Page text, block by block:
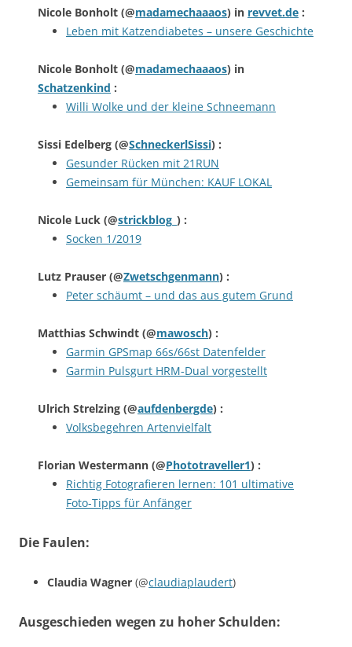
Nicole Bonholt (@madamechaaaos) in revvet.de :
Leben mit Katzendiabetes – unsere Geschichte
Nicole Bonholt (@madamechaaaos) in
Schatzenkind :
Willi Wolke und der kleine Schneemann
Sissi Edelberg (@SchneckerlSissi) :
Gesunder Rücken mit 21RUN
Gemeinsam für München: KAUF LOKAL
Nicole Luck (@strickblog_ ) :
Socken 1/2019
Lutz Prauser (@Zwetschgenmann) :
Peter schäumt – und das aus gutem Grund
Matthias Schwindt (@mawosch) :
Garmin GPSmap 66s/66st Datenfelder
Garmin Pulsgurt HRM-Dual vorgestellt
Ulrich Strelzing (@aufdenbergde) :
Volksbegehren Artenvielfalt
Florian Westermann (@Phototraveller1) :
Richtig Fotografieren lernen: 101 ultimative
Foto-Tipps für Anfänger
Die Faulen:
Claudia Wagner (@claudiaplaudert)
Ausgeschieden wegen zu hoher Schulden: